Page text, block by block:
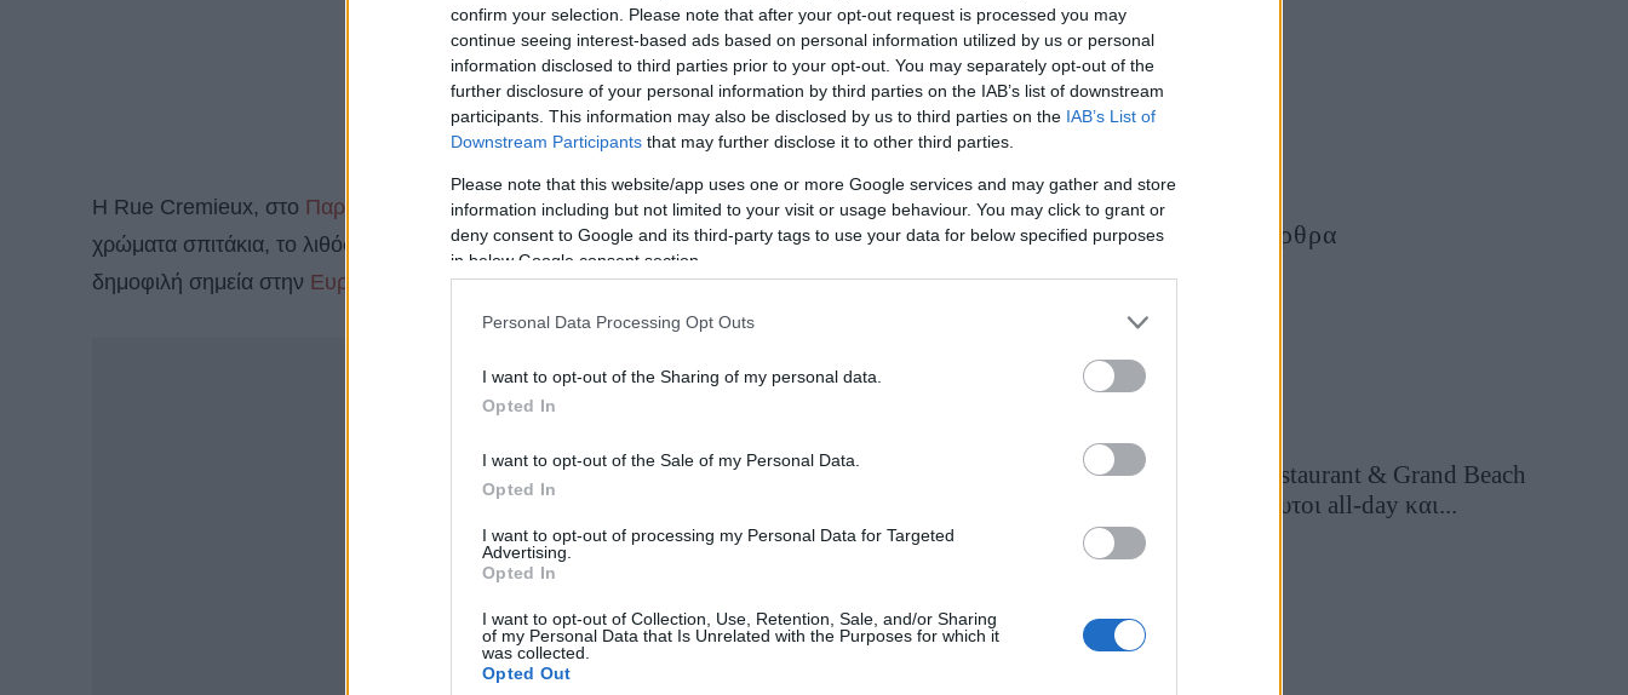
confirm your selection. Please note that after your opt-out request is processed you may
continue seeing interest-based ads based on personal information utilized by us or personal
information disclosed to third parties prior to your opt-out. You may separately opt-out of the
further disclosure of your personal information by third parties on the IAB’s list of downstream
participants. This information may also be disclosed by us to third parties on the IAB’s List of
Downstream Participants that may further disclose it to other third parties.
Please note that this website/app uses one or more Google services and may gather and store
information including but not limited to your visit or usage behaviour. You may click to grant or
deny consent to Google and its third-party tags to use your data for below specified purposes
in below Google consent section.
Personal Data Processing Opt Outs
I want to opt-out of the Sharing of my personal data.
Opted In
I want to opt-out of the Sale of my Personal Data.
Opted In
I want to opt-out of processing my Personal Data for Targeted
Advertising.
Opted In
I want to opt-out of Collection, Use, Retention, Sale, and/or Sharing
of my Personal Data that Is Unrelated with the Purposes for which it
was collected.
Opted Out
Η Rue Cremieux, στο Παρίσι
, κοντά στη Βαστίλη, ξεχωρίζει με τα χαμηλά, βαμμένα με παστέλ
χρώματα σπιτάκια, το λιθόστρωτο και τα περβάζια με τα φυτά… έτσι έχει γίνει ένα από τα πιο
δημοφιλή σημεία στην Ευρώπη για φωτογραφίες.
Τελευταία Άρθρα
Grand Asia Restaurant & Grand Beach
Club: Οι απόλυτοι all-day και...
2 ημέρες πριν